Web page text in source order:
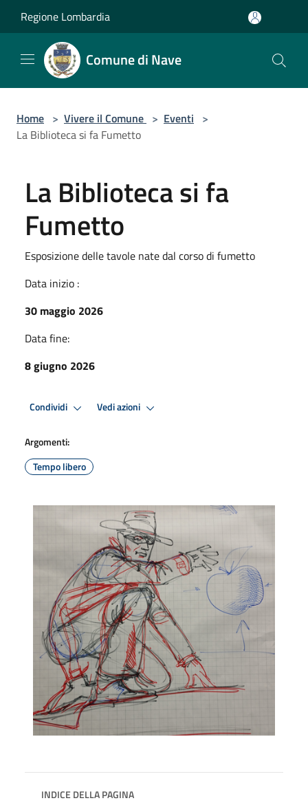
Regione Lombardia
Comune di Nave
Home > Vivere il Comune > Eventi >
La Biblioteca si fa Fumetto
La Biblioteca si fa
Fumetto
Esposizione delle tavole nate dal corso di fumetto
Data inizio :
30 maggio 2026
Data fine:
8 giugno 2026
Condividi Vedi azioni
Argomenti:
Tempo libero
INDICE DELLA PAGINA